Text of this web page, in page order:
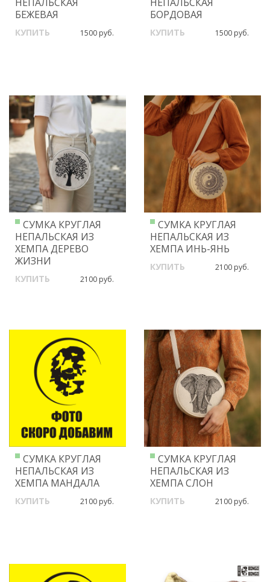
БЕЖЕВАЯ
КУПИТЬ 1500 руб.
БОРДОВАЯ
КУПИТЬ 1500 руб.
СУМКА КРУГЛАЯ
НЕПАЛЬСКАЯ ИЗ
ХЕМПА ДЕРЕВО
ЖИЗНИ
КУПИТЬ 2100 руб.
СУМКА КРУГЛАЯ
НЕПАЛЬСКАЯ ИЗ
ХЕМПА ИНЬ-ЯНЬ
КУПИТЬ 2100 руб.
СУМКА КРУГЛАЯ
НЕПАЛЬСКАЯ ИЗ
ХЕМПА МАНДАЛА
КУПИТЬ 2100 руб.
СУМКА КРУГЛАЯ
НЕПАЛЬСКАЯ ИЗ
ХЕМПА СЛОН
КУПИТЬ 2100 руб.